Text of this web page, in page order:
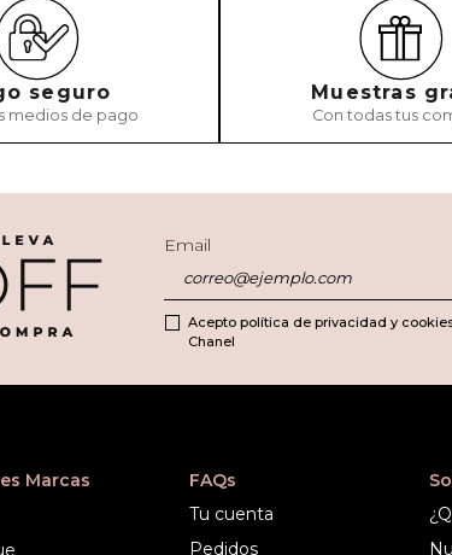
seguro
medios de pago
Muestras
Con todas tus
Email
Acepto política de privacidad y
Chanel
Marcas
FAQs
Tu cuenta
Pedidos